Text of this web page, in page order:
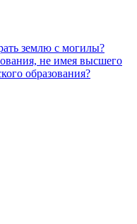
землю с могилы?
не имея высшего
образования?